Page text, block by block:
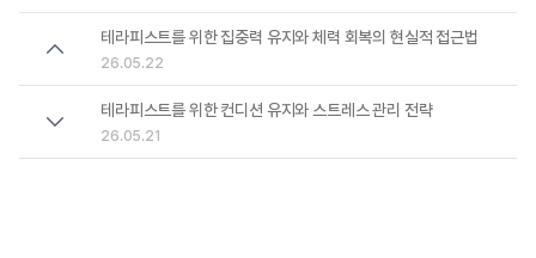
테라피스트를 위한 집중력 유지와 체력 회복의 현실적 접근법
26.05.22
테라피스트를 위한 컨디션 유지와 스트레스 관리 전략
26.05.21